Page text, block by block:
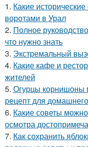
1. Какие
воротами в Урал
2. Полное
что нужно знать
3. Экстремальный
4. Какие кафе и
жителей
5. Огурцы корнишоны
рецепт для
6. Какие советы
осмотра
7. Как сохранить